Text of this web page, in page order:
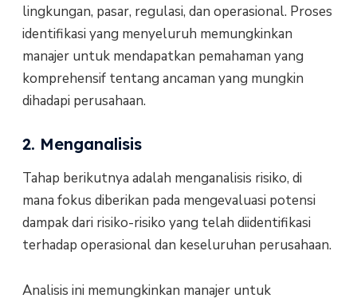
lingkungan, pasar, regulasi, dan operasional. Proses
identifikasi yang menyeluruh memungkinkan
manajer untuk mendapatkan pemahaman yang
komprehensif tentang ancaman yang mungkin
dihadapi perusahaan.
2. Menganalisis
Tahap berikutnya adalah menganalisis risiko, di
mana fokus diberikan pada mengevaluasi potensi
dampak dari risiko-risiko yang telah diidentifikasi
terhadap operasional dan keseluruhan perusahaan.
Analisis ini memungkinkan manajer untuk